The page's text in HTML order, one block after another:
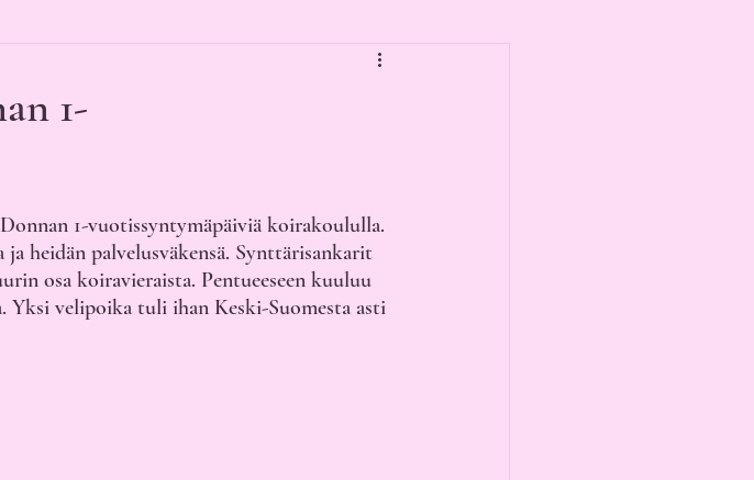
1-
1-vuotissyntymäpäiviä koirakoululla.
heidän palvelusväkensä. Synttärisankarit
osa koiravieraista. Pentueeseen kuuluu
Yksi velipoika tuli ihan Keski-Suomesta asti